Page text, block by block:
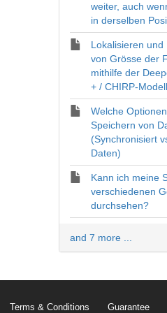
weiter, auch
in derselben
Lokalisieren und
von Grösse der
mithilfe der
+ / CHIRP-
Welche
Speichern von
(Synchronisiert
Daten)
Kann ich meine
verschiedenen
durchsehen?
and 7 more ...
Terms & Conditions Guarantee